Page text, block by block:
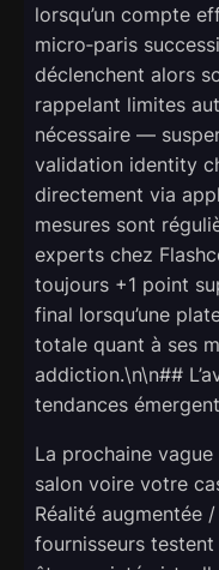
lorsqu’un compte
micro‑paris
déclenchent alors
rappelant limites
nécessaire —
validation identity
directement via
mesures sont
experts chez
toujours +1 point
final lorsqu’une
totale quant à ses
addiction.\n\n##
tendances
La prochaine
salon voire votre
Réalité augmentée
fournisseurs